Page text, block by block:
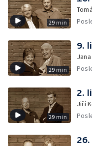
29 min
29 min
9.
29 min
2.
Jiří